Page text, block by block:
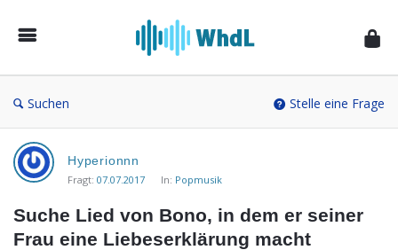
von
Suchen Stelle eine Frage
Musikforum
von
WieheisstdasLied.de
Neueste
Hyperionnn
Fragt: 07.07.2017 In: Popmusik
Suche Lied von Bono, in dem er seiner
Frau eine Liebeserklärung macht